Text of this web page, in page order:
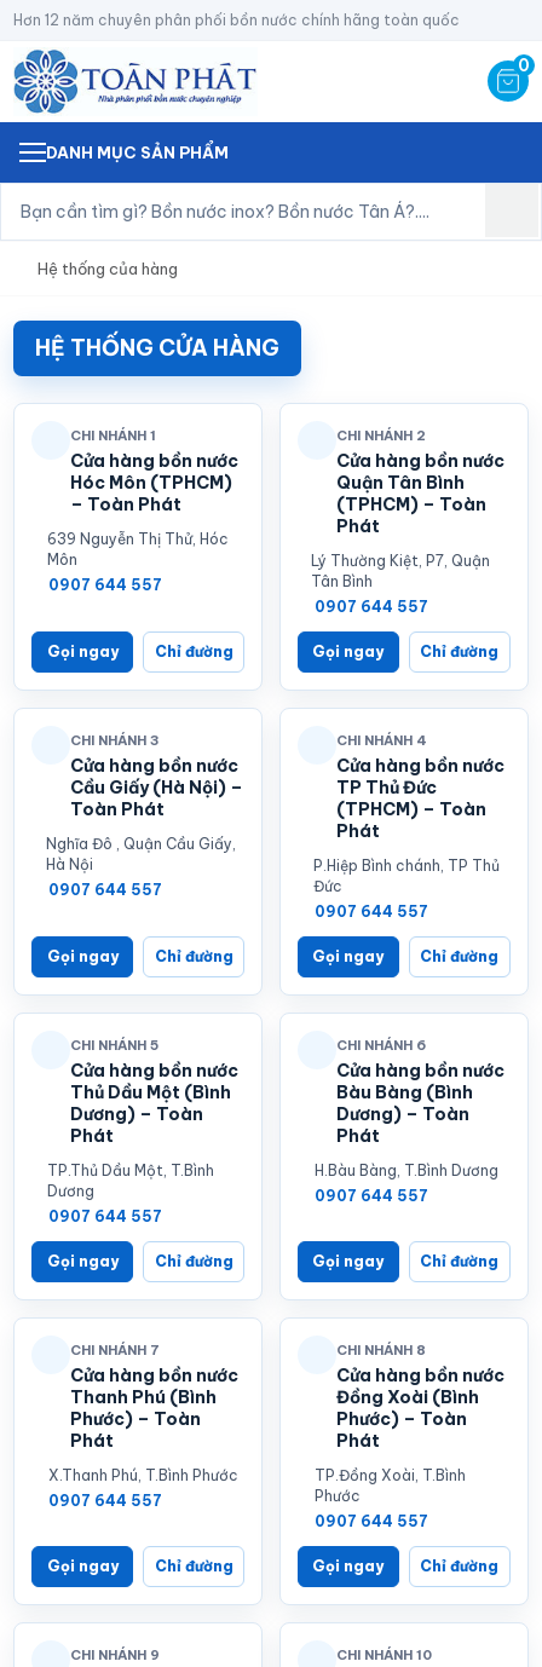
Hơn 12 năm chuyên phân phối bồn nước chính hãng toàn quốc
0
DANH MỤC SẢN PHẨM
Hệ thống của hàng
HỆ THỐNG CỬA HÀNG
CHI NHÁNH 1
Cửa hàng bồn nước
Hóc Môn (TPHCM)
– Toàn Phát
639 Nguyễn Thị Thử, Hóc
Môn
0907 644 557
Gọi ngay Chỉ đường
CHI NHÁNH 2
Cửa hàng bồn nước
Quận Tân Bình
(TPHCM) – Toàn
Phát
Lý Thường Kiệt, P7, Quận
Tân Bình
0907 644 557
Gọi ngay Chỉ đường
CHI NHÁNH 3
Cửa hàng bồn nước
Cầu Giấy (Hà Nội) –
Toàn Phát
Nghĩa Đô , Quận Cầu Giấy,
Hà Nội
0907 644 557
Gọi ngay Chỉ đường
CHI NHÁNH 4
Cửa hàng bồn nước
TP Thủ Đức
(TPHCM) – Toàn
Phát
P.Hiệp Bình chánh, TP Thủ
Đức
0907 644 557
Gọi ngay Chỉ đường
CHI NHÁNH 5
Cửa hàng bồn nước
Thủ Dầu Một (Bình
Dương) – Toàn
Phát
TP.Thủ Dầu Một, T.Bình
Dương
0907 644 557
Gọi ngay Chỉ đường
CHI NHÁNH 6
Cửa hàng bồn nước
Bàu Bàng (Bình
Dương) – Toàn
Phát
H.Bàu Bàng, T.Bình Dương
0907 644 557
Gọi ngay Chỉ đường
CHI NHÁNH 7
Cửa hàng bồn nước
Thanh Phú (Bình
Phước) – Toàn
Phát
X.Thanh Phú, T.Bình Phước
0907 644 557
Gọi ngay Chỉ đường
CHI NHÁNH 8
Cửa hàng bồn nước
Đồng Xoài (Bình
Phước) – Toàn
Phát
TP.Đồng Xoài, T.Bình
Phước
0907 644 557
Gọi ngay Chỉ đường
CHI NHÁNH 9 CHI NHÁNH 10